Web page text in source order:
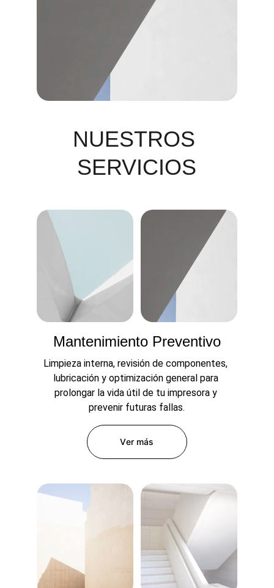
NUESTROS
SERVICIOS
Mantenimiento Preventivo
Limpieza interna, revisión de componentes,
lubricación y optimización general para
prolongar la vida útil de tu impresora y
prevenir futuras fallas.
Ver más